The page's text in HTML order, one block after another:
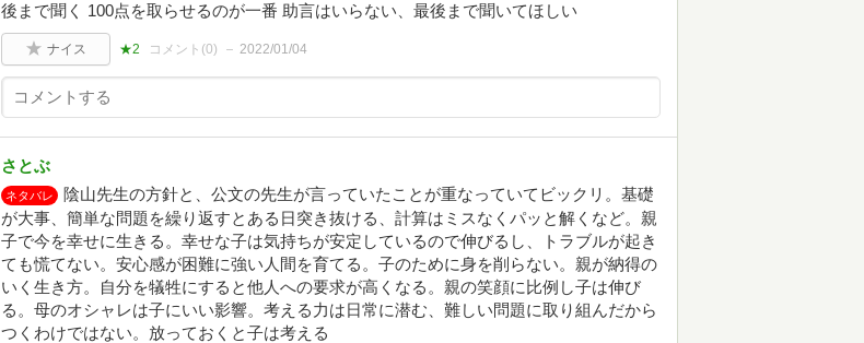
後まで聞く 100点を取らせるのが一番 助言はいらない、最後まで聞いてほしい
ナイス ★2 コメント(0) 2022/01/04
さとぶ
ネタバレ
陰山先生の方針と、公文の先生が言っていたことが重なっていてビックリ。基礎
が大事、簡単な問題を繰り返すとある日突き抜ける、計算はミスなくパッと解くなど。親
子で今を幸せに生きる。幸せな子は気持ちが安定しているので伸びるし、トラブルが起き
ても慌てない。安心感が困難に強い人間を育てる。子のために身を削らない。親が納得の
いく生き方。自分を犠牲にすると他人への要求が高くなる。親の笑顔に比例し子は伸び
る。母のオシャレは子にいい影響。考える力は日常に潜む、難しい問題に取り組んだから
つくわけではない。放っておくと子は考える